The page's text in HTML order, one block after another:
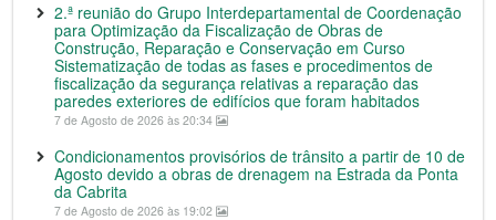
2.ª reunião do Grupo Interdepartamental de Coordenação
para Optimização da Fiscalização de Obras de
Construção, Reparação e Conservação em Curso
Sistematização de todas as fases e procedimentos de
fiscalização da segurança relativas a reparação das
paredes exteriores de edifícios que foram habitados
7 de Agosto de 2026 às 20:34
Condicionamentos provisórios de trânsito a partir de 10 de
Agosto devido a obras de drenagem na Estrada da Ponta
da Cabrita
7 de Agosto de 2026 às 19:02